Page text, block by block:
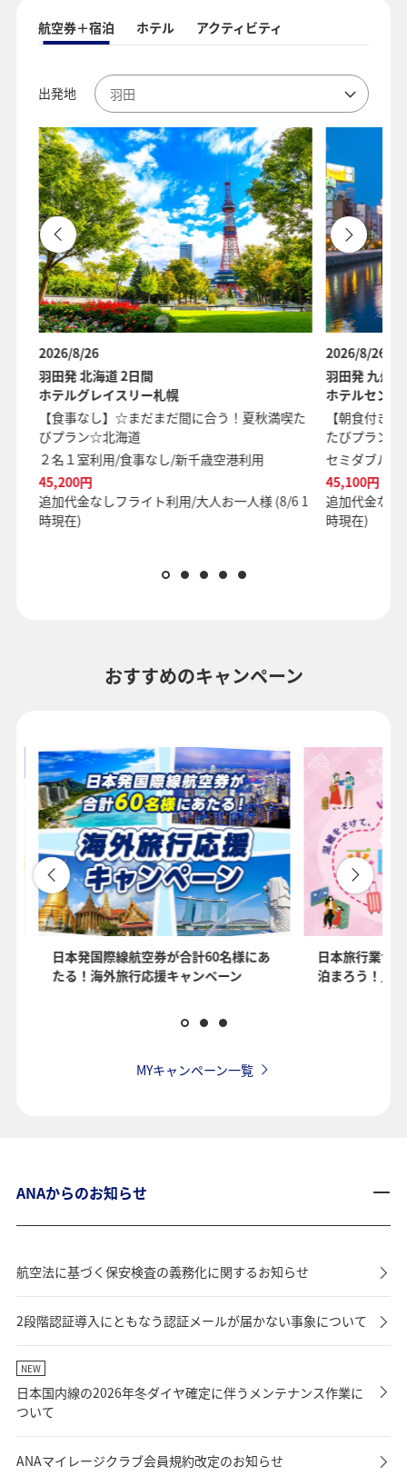
航空券＋宿泊 ホテル アクティビティ
出発地
2026/8/26
羽田発 北海道 2日間
ホテルグレイスリー札幌
【食事なし】☆まだまだ間に合う！夏秋満喫た
びプラン☆北海道
２名１室利用/食事なし/新千歳空港利用
45,200円
追加代金なしフライト利用/大人お一人様 (8/6 1
時現在)
2026/8/26
羽田発 九州 2
ホテルセンチ
【朝食付き
たびプラン☆
セミダブル
45,100円
追加代金な
時現在)
おすすめのキャンペーン
日本発国際線航空券が合計60名様にあ
たる！海外旅行応援キャンペーン
日本旅行業協
泊まろう！」
MYキャンペーン一覧
ANAからのお知らせ
航空法に基づく保安検査の義務化に関するお知らせ
2段階認証導入にともなう認証メールが届かない事象について
NEW
日本国内線の2026年冬ダイヤ確定に伴うメンテナンス作業に
ついて
ANAマイレージクラブ会員規約改定のお知らせ